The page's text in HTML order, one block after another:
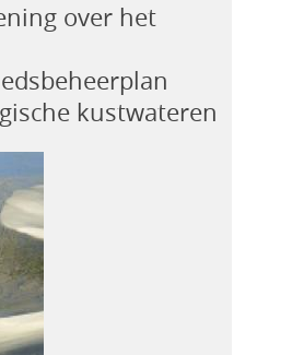
over het
kustwateren